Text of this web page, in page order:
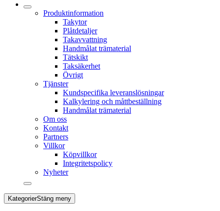
Produktinformation
Takytor
Plåtdetaljer
Takavvattning
Handmålat trämaterial
Tätskikt
Taksäkerhet
Övrigt
Tjänster
Kundspecifika leveranslösningar
Kalkylering och måttbeställning
Handmålat trämaterial
Om oss
Kontakt
Partners
Villkor
Köpvillkor
Integritetspolicy
Nyheter
KategorierStäng meny